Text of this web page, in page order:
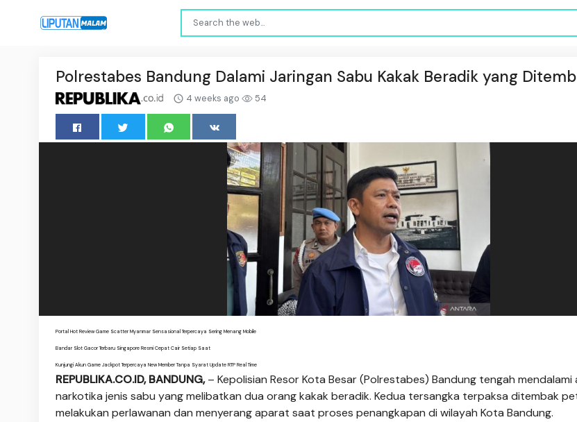
Polrestabes Bandung Dalami Jaringan Sabu Kakak Beradik yang
4 weeks ago 54
Portal Hot Review Game Scatter Myanmar Sensasional Terpercaya Sering Menang Mobile
Bandar Slot Gacor Terbaru Singapore Resmi Cepat Cair Setiap Saat
Kunjungi Akun Game Jackpot Terpercaya New Member Tanpa Syarat Update RTP Real Time
REPUBLIKA.CO.ID, BANDUNG,– Kepolisian Resor Kota Besar (Polrestabes) Bandung tengah mendalami
narkotika jenis sabu yang melibatkan dua orang kakak beradik. Kedua tersangka terpaksa ditembak
melakukan perlawanan dan menyerang aparat saat proses penangkapan di wilayah Kota Bandung.